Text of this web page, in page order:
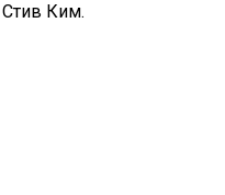
Стив Ким.